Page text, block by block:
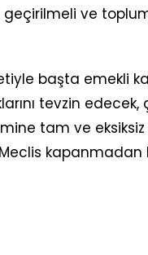
ve
başta emekli
tevzin edecek,
tam ve eksiksiz